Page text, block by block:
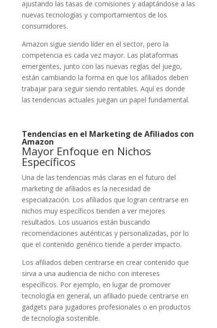
ajustando las tasas de comisiones y adaptándose a las
nuevas tecnologías y comportamientos de los
consumidores.
Amazon sigue siendo líder en el sector, pero la
competencia es cada vez mayor. Las plataformas
emergentes, junto con las nuevas reglas del juego,
están cambiando la forma en que los afiliados deben
trabajar para seguir siendo rentables. Aquí es donde
las tendencias actuales juegan un papel fundamental.
Tendencias en el Marketing de Afiliados con
Amazon
Mayor Enfoque en Nichos
Específicos
Una de las tendencias más claras en el futuro del
marketing de afiliados es la necesidad de
especialización. Los afiliados que logran centrarse en
nichos muy específicos tienden a ver mejores
resultados. Los usuarios están buscando
recomendaciones auténticas y personalizadas, por lo
que el contenido genérico tiende a perder impacto.
Los afiliados deben centrarse en crear contenido que
sirva a una audiencia de nicho con intereses
específicos. Por ejemplo, en lugar de promover
tecnología en general, un afiliado puede centrarse en
gadgets para jugadores profesionales o en productos
de tecnología sostenible.